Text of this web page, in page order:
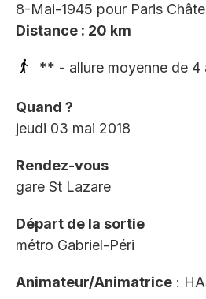
8-Mai-1945 pour Paris
Distance : 20 km
** - allure moyenne de 4
Quand ?
jeudi 03 mai 2018
Rendez-vous
gare St Lazare
Départ de la sortie
métro Gabriel-Péri
Animateur/Animatrice :